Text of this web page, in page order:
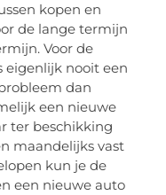
kopen en
de lange termijn
Voor de
eigenlijk nooit een
dan
een nieuwe
ter beschikking
maandelijks vast
kun je de
een nieuwe auto